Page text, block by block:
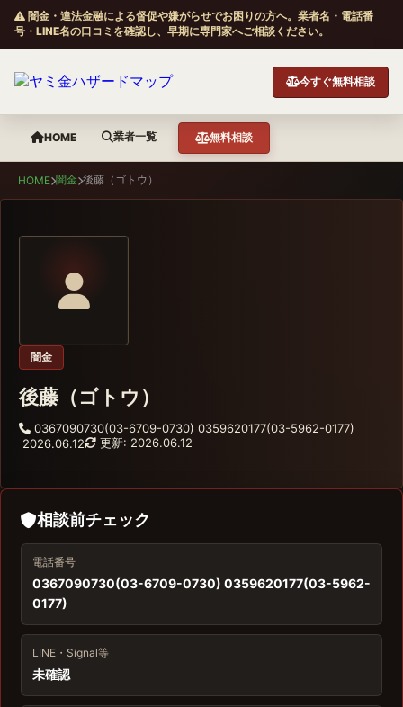
闇金・違法金融による督促や嫌がらせでお困りの方へ。業者名・電話番
号・LINE名の口コミを確認し、早期に専門家へご相談ください。
今すぐ無料相談
HOME 業者一覧 無料相談
HOME 闇金 後藤（ゴトウ）
闇金
後藤（ゴトウ）
0367090730(03-6709-0730) 0359620177(03-5962-0177)
2026.06.12
更新: 2026.06.12
相談前チェック
電話番号
0367090730(03-6709-0730) 0359620177(03-5962-
0177)
LINE・Signal等
未確認